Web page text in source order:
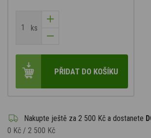
ks
PŘIDAT DO KOŠÍKU
Nakupte ještě za 2 500 Kč a dostanete
0 Kč / 2 500 Kč